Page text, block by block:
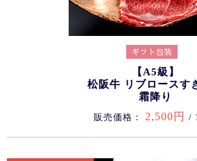
【A5級】
松阪牛 リブロースす
霜降り
販売価格： 2,500円 /